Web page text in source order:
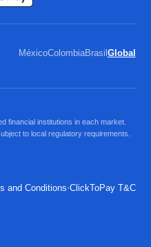
MéxicoColombiaBrasil Global
financial institutions in each market.
to local regulatory requirements.
and Conditions·ClickToPay T&C